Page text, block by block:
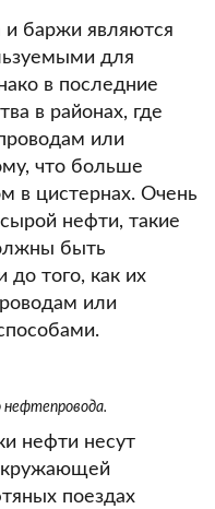
и баржи являются
для
в последние
в районах, где
или
что больше
в цистернах. Очень
нефти, такие
быть
до того, как их
или
нефтепровода.
нефти несут
поездах